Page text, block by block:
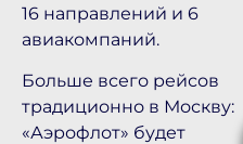
16 направлений и 6
авиакомпаний.
Больше всего рейсов
традиционно в Москву:
«Аэрофлот» будет